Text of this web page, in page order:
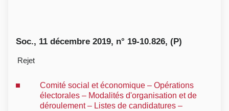
Soc., 11 décembre 2019, n° 19-10.826, (P)
Rejet
Comité social et économique – Opérations
électorales – Modalités d'organisation et de
déroulement – Listes de candidatures –